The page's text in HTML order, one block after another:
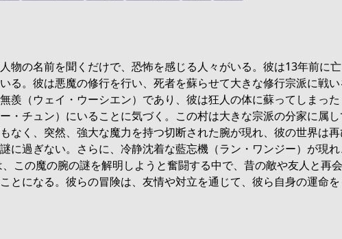
cultivation
物の名前を聞くだけで、恐怖を感じる人々がいる。彼は13年前に亡
る。彼は悪魔の修行を行い、死者を蘇らせて大きな修行宗派に戦
羨（ウェイ・ウーシエン）であり、彼は狂人の体に蘇ってしまった
・チュン）にいることに気づく。この村は大きな宗派の分家に属
なく、突然、強大な魔力を持つ切断された腕が現れ、彼の世界は
に過ぎない。さらに、冷静沈着な藍忘機（ラン・ワンジー）が現
この魔の腕の謎を解明しようと奮闘する中で、昔の敵や友人と再
とになる。彼らの冒険は、友情や対立を通じて、彼ら自身の運命